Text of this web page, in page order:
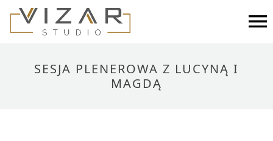
content
×
STRONA GŁÓWNA
PORTFOLIO
SESJA PLENEROWA Z LUCYNĄ I
MAGDĄ